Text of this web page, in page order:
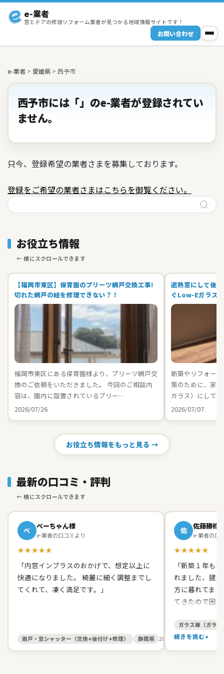
e-業者
窓とドアの修理リフォーム業者が見つかる地域情報サイトです！
お問い合わせ
e-業者 > 愛媛県 > 西予市
西予市には「」のe-業者が登録されてい
ません。
只今、登録希望の業者さまを募集しております。
登録をご希望の業者さまはこちらを御覧ください。
お役立ち情報
【福岡市東区】保育園のプリーツ網戸交換工事!
切れた網戸の紐を修理できない？！
福岡市東区にある保育園様より、プリーツ網戸交
換のご依頼をいただきました。 今回のご相談内
容は、園内に設置されているプリー…
2026/07/26
遮熱窓にして後
ぐLow-Eガラス
新築やリフォー
策のために、家
ガラス）にして
2026/07/07
お役立ち情報をもっと見る →
最新の口コミ・評判
べ べーちゃん様
e-業者の口コミより
★★★★★
「内窓インプラスのおかげで、想定以上に
快適になりました。 綺麗に細く調整までし
てくれて、凄く満足です。」
雨戸・窓シャッター（交換+後付け+修理） 静岡県 2026/05/27
佐 佐藤勝様
e-業者の口
★★★★★
「新築１年も
れました、建
方に暮れてま
てきたので困
た。 有償でし
て、バッチリ
す。 信頼出来
ガラス屋（ガラ
続きを読む